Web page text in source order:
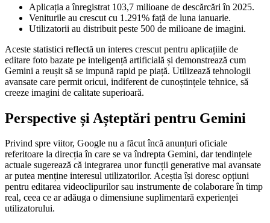
Aplicația a înregistrat 103,7 milioane de descărcări în 2025.
Veniturile au crescut cu 1.291% față de luna ianuarie.
Utilizatorii au distribuit peste 500 de milioane de imagini.
Aceste statistici reflectă un interes crescut pentru aplicațiile de
editare foto bazate pe inteligență artificială și demonstrează cum
Gemini a reușit să se impună rapid pe piață. Utilizează tehnologii
avansate care permit oricui, indiferent de cunoștințele tehnice, să
creeze imagini de calitate superioară.
Perspective și Așteptări pentru Gemini
Privind spre viitor, Google nu a făcut încă anunțuri oficiale
referitoare la direcția în care se va îndrepta Gemini, dar tendințele
actuale sugerează că integrarea unor funcții generative mai avansate
ar putea menține interesul utilizatorilor. Aceștia își doresc opțiuni
pentru editarea videoclipurilor sau instrumente de colaborare în timp
real, ceea ce ar adăuga o dimensiune suplimentară experienței
utilizatorului.